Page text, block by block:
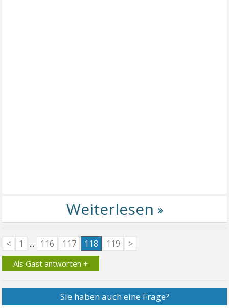
< 1 ... 116 117 118 119 >
Als Gast antworten +
Sie haben auch eine Frage?